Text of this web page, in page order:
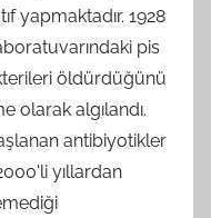
yapmaktadır. 1928
pis
öldürdüğünü
olarak algılandı.
antibiyotikler
yıllardan